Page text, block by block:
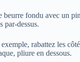
fondu avec un
par-dessus.
rabattez les
pliure en dessous.